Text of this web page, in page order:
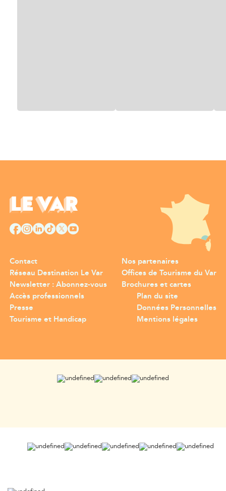
Contact
Réseau Destination Le Var
Newsletter : Abonnez-vous
Nos partenaires
Offices de Tourisme du Var
Brochures et cartes
Accès professionnels
Presse
Tourisme et Handicap
Plan du site
Données Personnelles
Mentions légales